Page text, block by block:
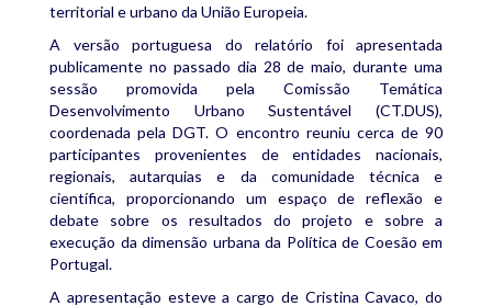
territorial e urbano da União Europeia.
A versão portuguesa do relatório foi apresentada
publicamente no passado dia 28 de maio, durante uma
sessão promovida pela Comissão Temática
Desenvolvimento Urbano Sustentável (CT.DUS),
coordenada pela DGT. O encontro reuniu cerca de 90
participantes provenientes de entidades nacionais,
regionais, autarquias e da comunidade técnica e
científica, proporcionando um espaço de reflexão e
debate sobre os resultados do projeto e sobre a
execução da dimensão urbana da Política de Coesão em
Portugal.
A apresentação esteve a cargo de Cristina Cavaco, do